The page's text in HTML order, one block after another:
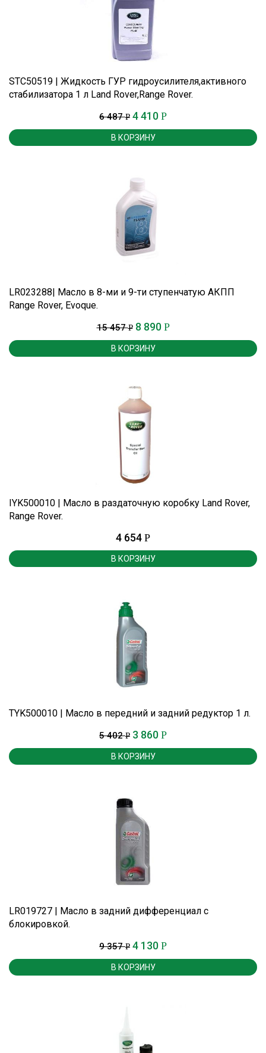
STC50519 | Жидкость ГУР гидроусилителя,активного
стабилизатора 1 л Land Rover,Range Rover.
6 487Р 4 410 Р
В КОРЗИНУ
LR023288| Масло в 8-ми и 9-ти ступенчатую АКПП
Range Rover, Evoque.
15 457Р 8 890 Р
В КОРЗИНУ
IYK500010 | Масло в раздаточную коробку Land Rover,
Range Rover.
4 654 Р
В КОРЗИНУ
TYK500010 | Масло в передний и задний редуктор 1 л.
5 402Р 3 860 Р
В КОРЗИНУ
LR019727 | Масло в задний дифференциал с
блокировкой.
9 357Р 4 130 Р
В КОРЗИНУ